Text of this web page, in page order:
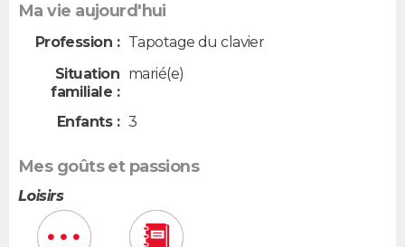
Ma vie aujourd'hui
Profession : Tapotage du clavier
Situation
familiale :
marié(e)
Enfants : 3
Mes goûts et passions
Loisirs